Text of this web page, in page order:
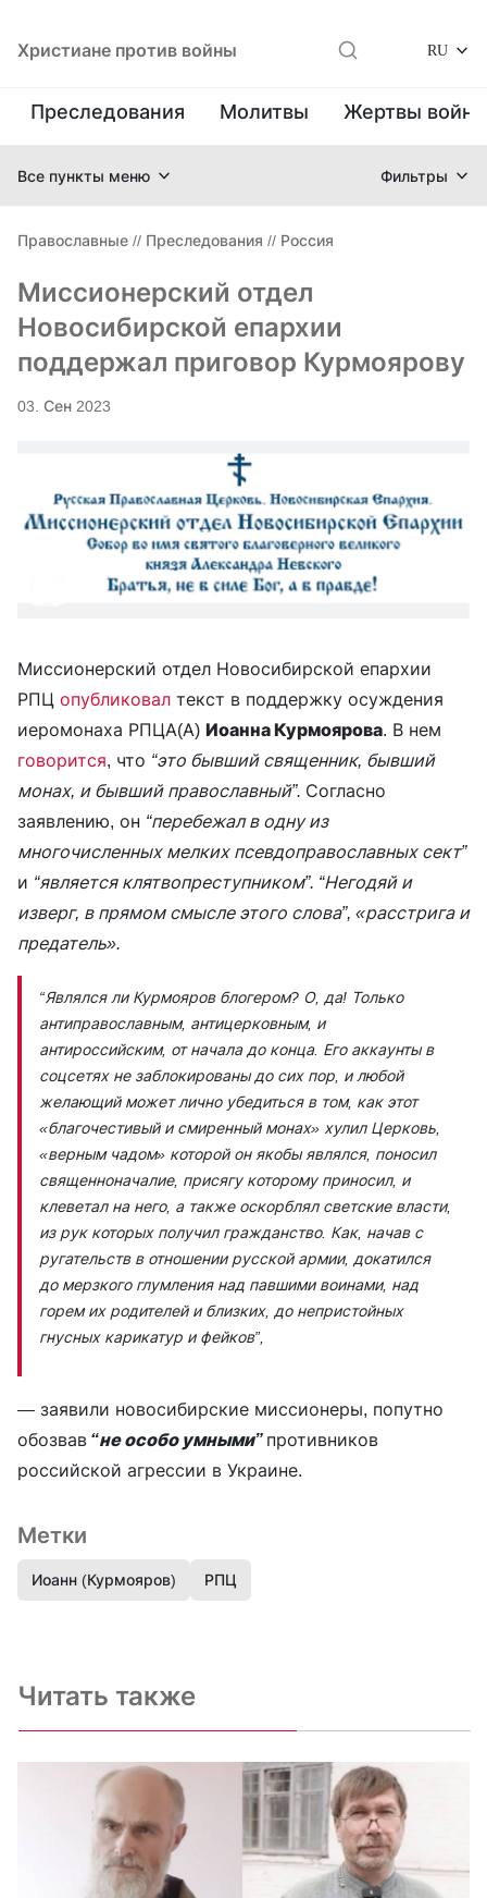
Христиане против войны RU
Преследования Молитвы Жертвы
Все пункты меню Фильтры
Православные // Преследования // Россия
Миссионерский отдел
Новосибирской епархии
поддержал приговор Курмоярову
03. Сен 2023
Миссионерский отдел Новосибирской епархии
РПЦ опубликовал текст в поддержку осуждения
иеромонаха РПЦА(А) Иоанна Курмоярова. В нем
говорится, что “это бывший священник, бывший
монах, и бывший православный”. Согласно
заявлению, он “перебежал в одну из
многочисленных мелких псевдоправославных сект”
и “является клятвопреступником”. “Негодяй и
изверг, в прямом смысле этого слова”, «расстрига и
предатель».
“Являлся ли Курмояров блогером? О, да! Только
антиправославным, антицерковным, и
антироссийским, от начала до конца. Его аккаунты в
соцсетях не заблокированы до сих пор, и любой
желающий может лично убедиться в том, как этот
«благочестивый и смиренный монах» хулил Церковь,
«верным чадом» которой он якобы являлся, поносил
священноначалие, присягу которому приносил, и
клеветал на него, а также оскорблял светские власти,
из рук которых получил гражданство. Как, начав с
ругательств в отношении русской армии, докатился
до мерзкого глумления над павшими воинами, над
горем их родителей и близких, до непристойных
гнусных карикатур и фейков”,
— заявили новосибирские миссионеры, попутно
обозвав “не особо умными” противников
российской агрессии в Украине.
Метки
Иоанн (Курмояров) РПЦ
Читать также